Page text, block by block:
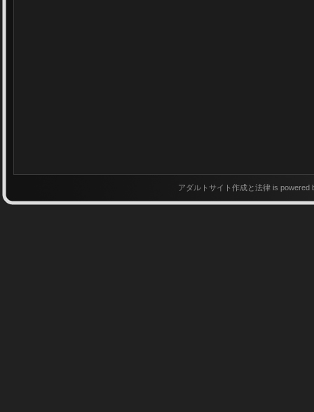
アダルトサイト作成と法律 is powered